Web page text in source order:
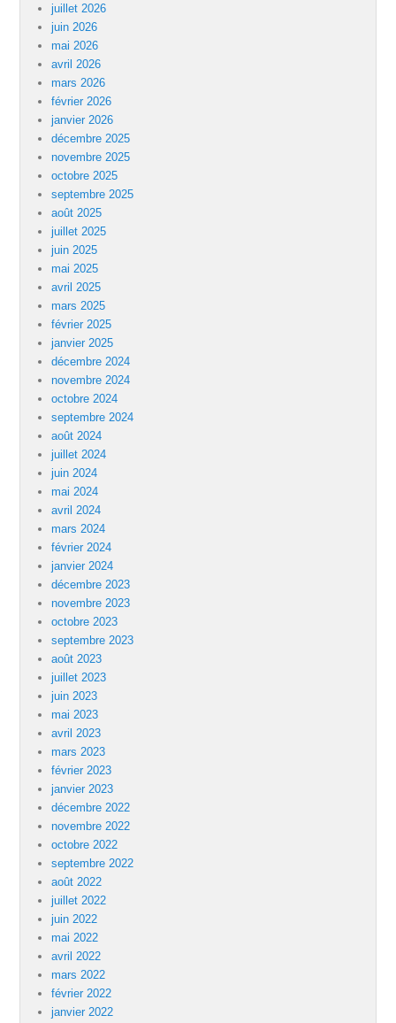
juillet 2026
juin 2026
mai 2026
avril 2026
mars 2026
février 2026
janvier 2026
décembre 2025
novembre 2025
octobre 2025
septembre 2025
août 2025
juillet 2025
juin 2025
mai 2025
avril 2025
mars 2025
février 2025
janvier 2025
décembre 2024
novembre 2024
octobre 2024
septembre 2024
août 2024
juillet 2024
juin 2024
mai 2024
avril 2024
mars 2024
février 2024
janvier 2024
décembre 2023
novembre 2023
octobre 2023
septembre 2023
août 2023
juillet 2023
juin 2023
mai 2023
avril 2023
mars 2023
février 2023
janvier 2023
décembre 2022
novembre 2022
octobre 2022
septembre 2022
août 2022
juillet 2022
juin 2022
mai 2022
avril 2022
mars 2022
février 2022
janvier 2022